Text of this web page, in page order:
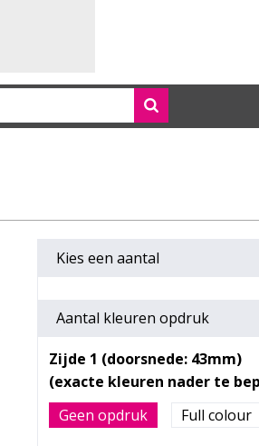
Kies een aantal
Aantal kleuren opdruk
Zijde 1 (doorsnede: 43mm)
Geen opdruk Full colour